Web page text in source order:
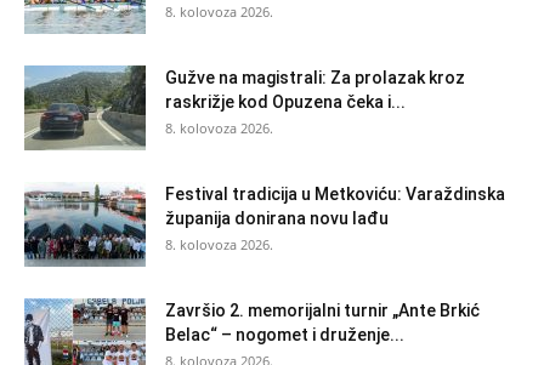
8. kolovoza 2026.
Gužve na magistrali: Za prolazak kroz
raskrižje kod Opuzena čeka i...
8. kolovoza 2026.
Festival tradicija u Metkoviću: Varaždinska
županija donirana novu lađu
8. kolovoza 2026.
Završio 2. memorijalni turnir „Ante Brkić
Belac“ – nogomet i druženje...
8. kolovoza 2026.